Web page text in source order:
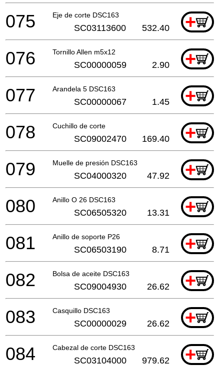
Eje de corte DSC163 +
075 SC03113600 532.40
Tornillo Allen m5x12 +
076 SC00000059 2.90
Arandela 5 DSC163 +
077 SC00000067 1.45
Cuchillo de corte +
078 SC09002470 169.40
Muelle de presión DSC163 +
079 SC04000320 47.92
Anillo O 26 DSC163 +
080 SC06505320 13.31
Anillo de soporte P26 +
081 SC06503190 8.71
Bolsa de aceite DSC163 +
082 SC09004930 26.62
Casquillo DSC163 +
083 SC00000029 26.62
Cabezal de corte DSC163 +
084 SC03104000 979.62